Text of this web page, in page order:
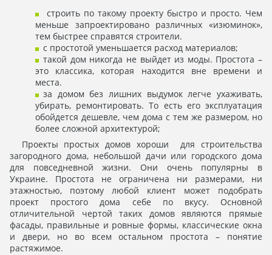
строить по такому проекту быстро и просто. Чем
меньше запроектировано различных «изюминок»,
тем быстрее справятся строители.
с простотой уменьшается расход материалов;
такой дом никогда не выйдет из моды. Простота –
это классика, которая находится вне времени и
места.
за домом без лишних выдумок легче ухаживать,
убирать, ремонтировать. То есть его эксплуатация
обойдется дешевле, чем дома с тем же размером, но
более сложной архитектурой;
Проекты простых домов хороши для строительства
загородного дома, небольшой дачи или городского дома
для повседневной жизни. Они очень популярны в
Украине. Простота не ограничена ни размерами, ни
этажностью, поэтому любой клиент может подобрать
проект простого дома себе по вкусу. Основной
отличительной чертой таких домов являются прямые
фасады, правильные и ровные формы, классические окна
и двери, но во всем остальном простота – понятие
растяжимое.